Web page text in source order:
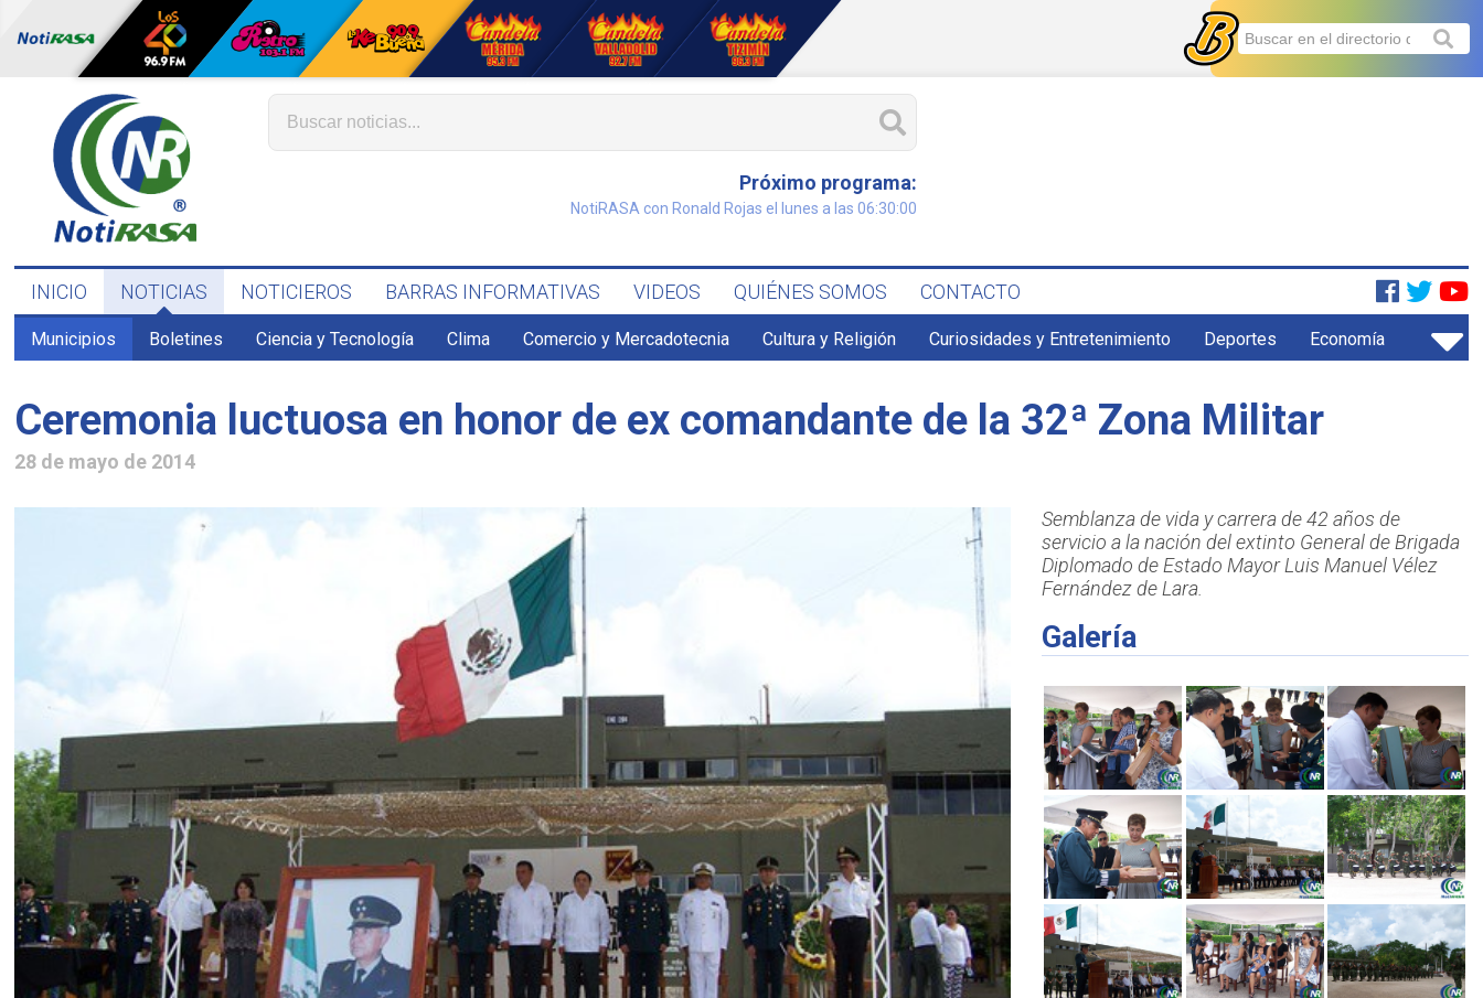
Próximo programa:
NotiRASA con Ronald Rojas el lunes a las 06:30:00
INICIO NOTICIAS NOTICIEROS BARRAS INFORMATIVAS VIDEOS QUIÉNES SOMOS CONTACTO
Municipios Boletines Ciencia y Tecnología Clima Comercio y Mercadotecnia Cultura y Religión Curiosidades y Entretenimiento Deportes Economía
Ceremonia luctuosa en honor de ex comandante de la 32ª Zona Militar
28 de mayo de 2014
Semblanza de vida y carrera de 42 años de
servicio a la nación del extinto General de Brigada
Diplomado de Estado Mayor Luis Manuel Vélez
Fernández de Lara.
Galería